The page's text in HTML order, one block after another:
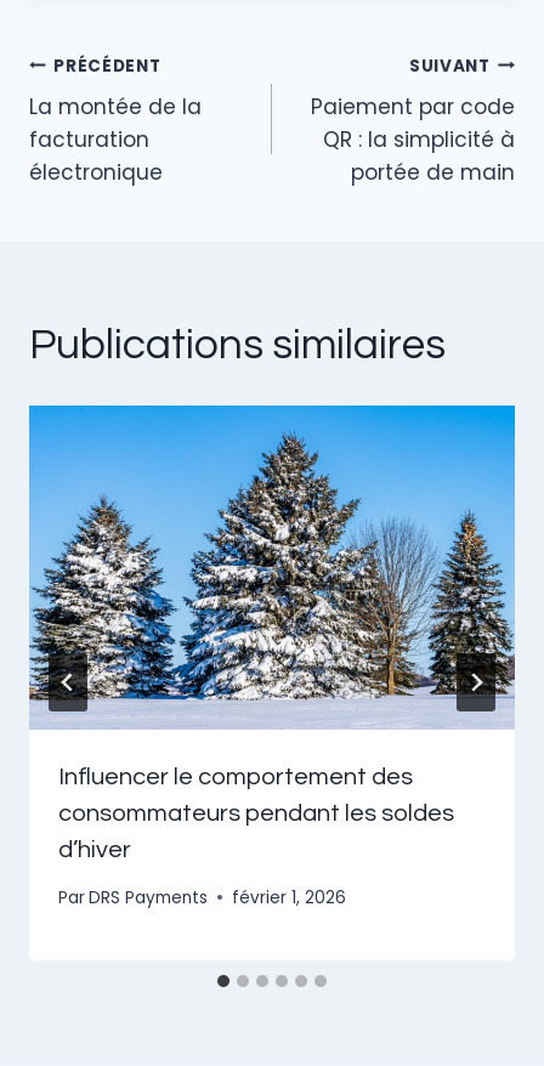
n o
o
k
Navigation
de
PRÉCÉDENT
La montée de la
facturation
électronique
SUIVANT
Paiement par code
QR : la simplicité à
portée de main
Publications similaires
Influencer le comportement des
consommateurs pendant les soldes
d’hiver
ParDRS Payments février 1, 2026